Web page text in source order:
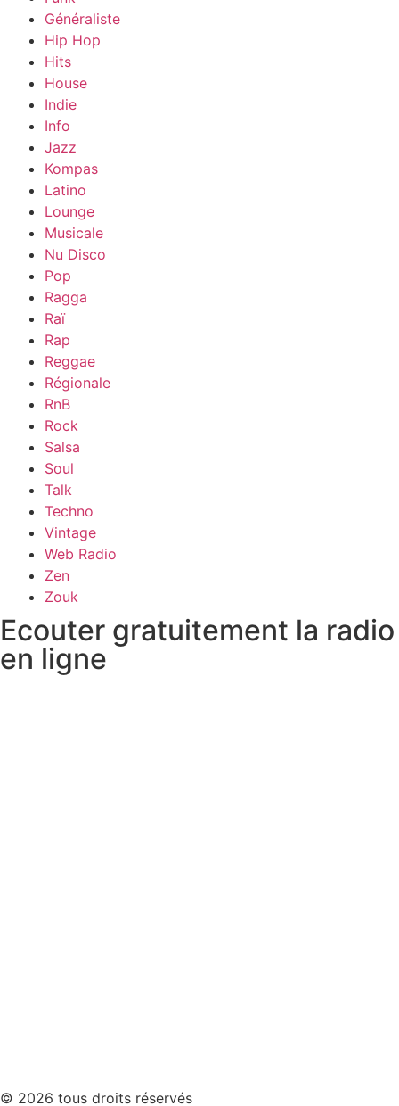
Généraliste
Hip Hop
Hits
House
Indie
Info
Jazz
Kompas
Latino
Lounge
Musicale
Nu Disco
Pop
Ragga
Raï
Rap
Reggae
Régionale
RnB
Rock
Salsa
Soul
Talk
Techno
Vintage
Web Radio
Zen
Zouk
Ecouter gratuitement la radio
en ligne
© 2026 tous droits réservés